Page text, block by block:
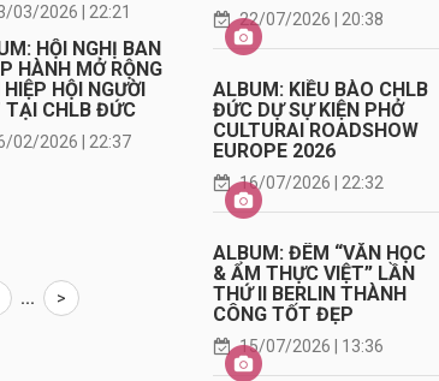
03/2026 | 22:21
HỘI NGHỊ BAN
HÀNH MỞ RỘNG
HIỆP HỘI NGƯỜI
TẠI CHLB ĐỨC
02/2026 | 22:37
... >
22/07/2026 | 20:38
ALBUM: KIỀU BÀO CHLB
ĐỨC DỰ SỰ KIỆN PHỞ
CULTURAI ROADSHOW
EUROPE 2026
16/07/2026 | 22:32
ALBUM: ĐÊM “VĂN HỌC
& ẨM THỰC VIỆT” LẦN
THỨ II BERLIN THÀNH
CÔNG TỐT ĐẸP
15/07/2026 | 13:36